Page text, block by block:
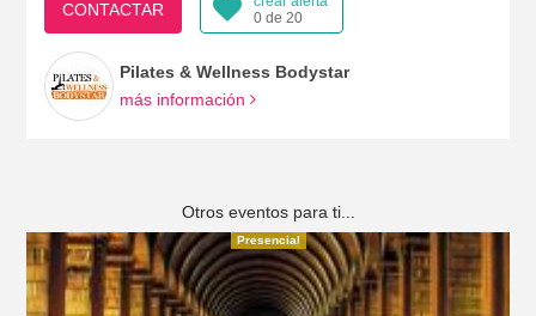
CONTACTAR
0 de 20
Pilates & Wellness Bodystar
más información
Otros eventos para ti...
Presencial